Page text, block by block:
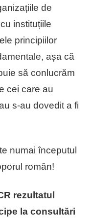
de
instituțiile
principiilor
așa că
să conlucrăm
cei care au
s-au dovedit a fi
numai începutul
român!
rezultatul
la consultări